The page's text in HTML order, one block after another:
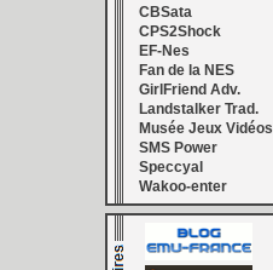
CBSata
CPS2Shock
EF-Nes
Fan de la NES
GirlFriend Adv.
Landstalker Trad.
Musée Jeux Vidéos
SMS Power
Speccyal
Wakoo-enter